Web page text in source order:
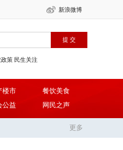
新浪微博
策 民生关注
楼市
餐饮美食
公益
网民之声
更多